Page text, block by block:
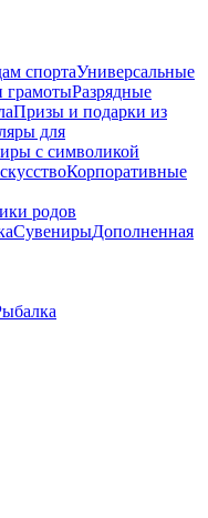
спортаУниверсальные
Разрядные
Призы и подарки из
для
с символикой
Корпоративные
родов
СувенирыДополненная